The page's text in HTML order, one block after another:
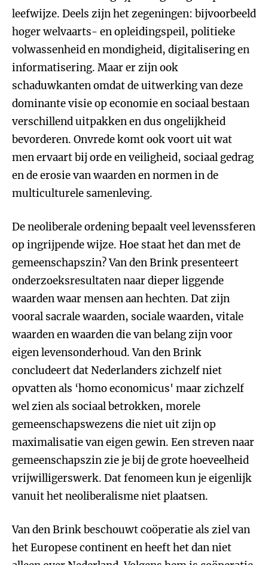
leefwijze. Deels zijn het zegeningen: bijvoorbeeld
hoger welvaarts- en opleidingspeil, politieke
volwassenheid en mondigheid, digitalisering en
informatisering. Maar er zijn ook
schaduwkanten omdat de uitwerking van deze
dominante visie op economie en sociaal bestaan
verschillend uitpakken en dus ongelijkheid
bevorderen. Onvrede komt ook voort uit wat
men ervaart bij orde en veiligheid, sociaal gedrag
en de erosie van waarden en normen in de
multiculturele samenleving.
De neoliberale ordening bepaalt veel levenssferen
op ingrijpende wijze. Hoe staat het dan met de
gemeenschapszin? Van den Brink presenteert
onderzoeksresultaten naar dieper liggende
waarden waar mensen aan hechten. Dat zijn
vooral sacrale waarden, sociale waarden, vitale
waarden en waarden die van belang zijn voor
eigen levensonderhoud. Van den Brink
concludeert dat Nederlanders zichzelf niet
opvatten als ‘homo economicus' maar zichzelf
wel zien als sociaal betrokken, morele
gemeenschapswezens die niet uit zijn op
maximalisatie van eigen gewin. Een streven naar
gemeenschapszin zie je bij de grote hoeveelheid
vrijwilligerswerk. Dat fenomeen kun je eigenlijk
vanuit het neoliberalisme niet plaatsen.
Van den Brink beschouwt coöperatie als ziel van
het Europese continent en heeft het dan niet